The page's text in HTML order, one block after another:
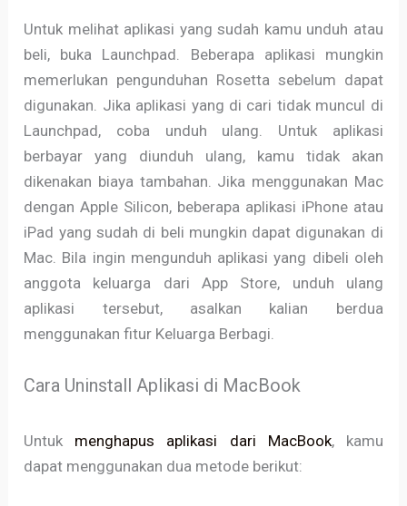
Untuk melihat aplikasi yang sudah kamu unduh atau
beli, buka Launchpad. Beberapa aplikasi mungkin
memerlukan pengunduhan Rosetta sebelum dapat
digunakan. Jika aplikasi yang di cari tidak muncul di
Launchpad, coba unduh ulang. Untuk aplikasi
berbayar yang diunduh ulang, kamu tidak akan
dikenakan biaya tambahan. Jika menggunakan Mac
dengan Apple Silicon, beberapa aplikasi iPhone atau
iPad yang sudah di beli mungkin dapat digunakan di
Mac. Bila ingin mengunduh aplikasi yang dibeli oleh
anggota keluarga dari App Store, unduh ulang
aplikasi tersebut, asalkan kalian berdua
menggunakan fitur Keluarga Berbagi.
Cara Uninstall Aplikasi di MacBook
Untuk menghapus aplikasi dari MacBook, kamu
dapat menggunakan dua metode berikut: